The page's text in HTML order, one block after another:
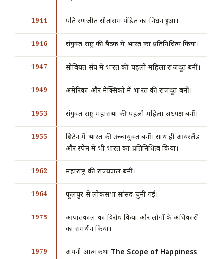
1944 पति रणजीत सीताराम पंडित का निधन हुआ।
1946 संयुक्त राष्ट्र की बैठक में भारत का प्रतिनिधित्व किया।
1947 सोवियत संघ में भारत की पहली महिला राजदूत बनीं।
1949 अमेरिका और मेक्सिको में भारत की राजदूत बनीं।
1953 संयुक्त राष्ट्र महासभा की पहली महिला अध्यक्ष बनीं।
1955
ब्रिटेन में भारत की उच्चायुक्त बनीं। साथ ही आयरलैंड
और स्पेन में भी भारत का प्रतिनिधित्व किया।
1962 महाराष्ट्र की राज्यपाल बनीं।
1964 फूलपुर से लोकसभा सांसद चुनी गईं।
1975
आपातकाल का विरोध किया और लोगों के अधिकारों
का समर्थन किया।
1979 अपनी आत्मकथा The Scope of Happiness